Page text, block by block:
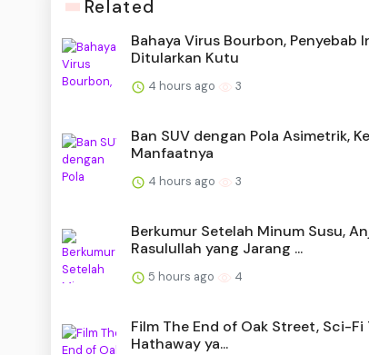
Related
Bahaya Virus Bourbon, Penyebab
Ditularkan Kutu
4 hours ago 3
Ban SUV dengan Pola Asimetrik,
Manfaatnya
4 hours ago 3
Berkumur Setelah Minum Susu,
Rasulullah yang Jarang ...
5 hours ago 4
Film The End of Oak Street, Sci-
Hathaway ya...